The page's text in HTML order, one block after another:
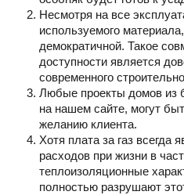
Несмотря на все
используемого
демократичной. Такое
доступности является
современного
Любые проекты домов из
на нашем сайте, могут
желанию клиента.
Хотя плата за газ всегда
расходов при жизни в
теплоизоляционные
полностью разрушают